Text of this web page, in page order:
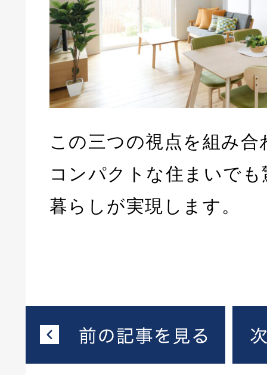
この三つの視点を組み
コンパクトな住まいで
暮らしが実現します。